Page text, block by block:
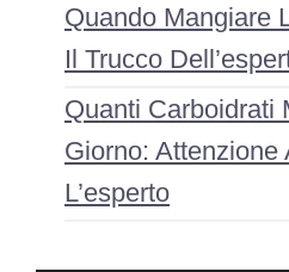
Quando Mangiare
Il Trucco
Quanti Carboidrati
Giorno: Attenzione
L’esperto